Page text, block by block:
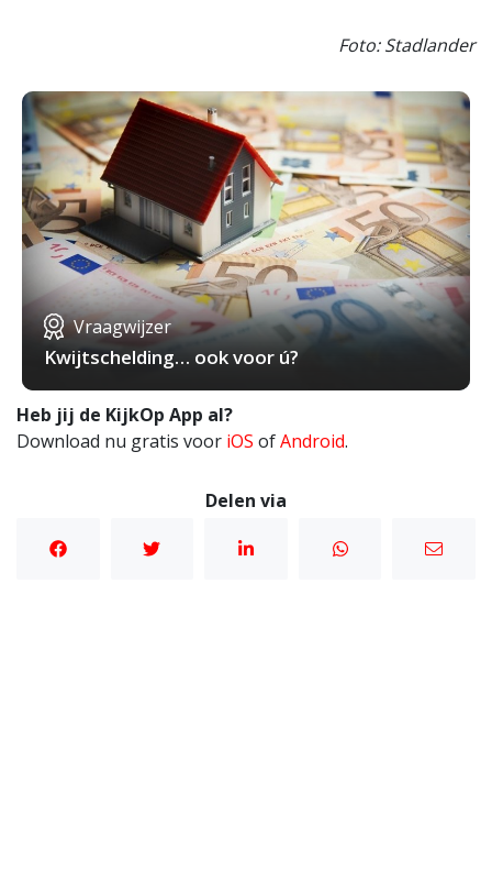
Foto: Stadlander
Vraagwijzer
Kwijtschelding… ook voor ú?
Heb jij de KijkOp App al?
Download nu gratis voor iOS ofAndroid.
Delen via